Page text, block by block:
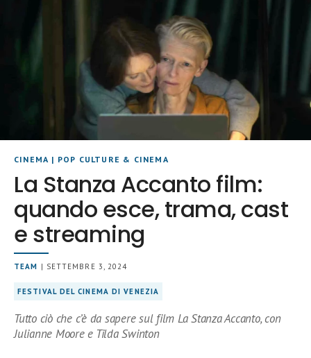
CINEMA | POP CULTURE & CINEMA
La Stanza Accanto film:
quando esce, trama, cast
e streaming
TEAM | SETTEMBRE 3, 2024
FESTIVAL DEL CINEMA DI VENEZIA
Tutto ciò che c’è da sapere sul film La Stanza Accanto, con
Julianne Moore e Tilda Swinton